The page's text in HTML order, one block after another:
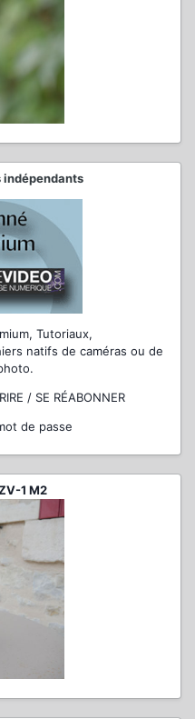
indépendants
Tutoriaux,
natifs de caméras ou de
/ SE RÉABONNER
de passe
1 M2